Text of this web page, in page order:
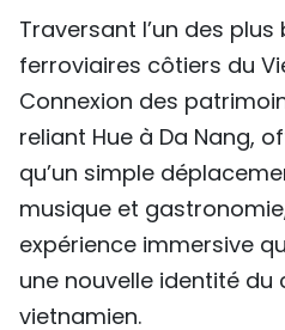
VIDÉO
TIẾNG
ENGLISH
中文
Traversant l’un des
ferroviaires côtiers du
Connexion des
reliant Hue à Da Nang,
qu’un simple
musique et
expérience immersive
une nouvelle identité du
vietnamien.